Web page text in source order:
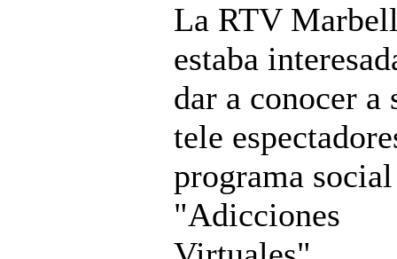
La RTV
estaba
dar a conocer a
tele
programa social
"Adicciones